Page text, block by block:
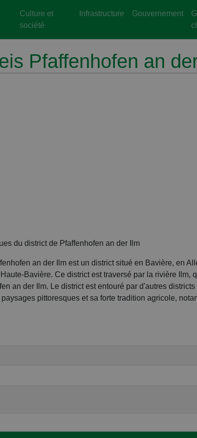
Culture et
société
Infrastructure Gouvernement
Pfaffenhofen an
du district de Pfaffenhofen an der Ilm
an der Ilm est un district situé en Bavière, en
Bavière. Ce district est traversé par la rivière Ilm,
an der Ilm. Le district est entouré par d'autres
pittoresques et sa forte tradition agricole,